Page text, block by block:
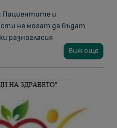
Пациентите и
не могат да бъдат
разногласия
Виж още